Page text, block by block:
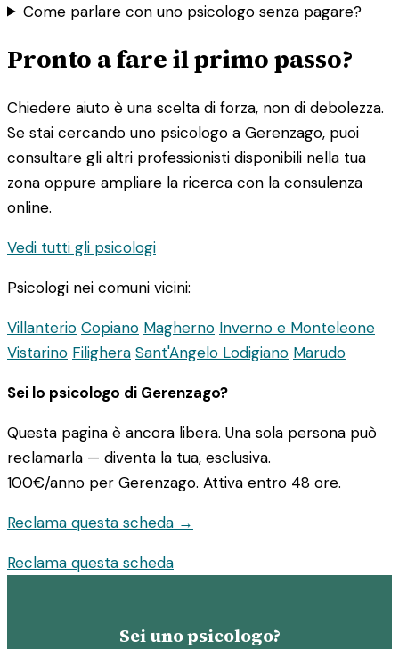
Come parlare con uno psicologo senza pagare?
Pronto a fare il primo passo?
Chiedere aiuto è una scelta di forza, non di debolezza.
Se stai cercando uno psicologo a Gerenzago, puoi
consultare gli altri professionisti disponibili nella tua
zona oppure ampliare la ricerca con la consulenza
online.
Vedi tutti gli psicologi
Psicologi nei comuni vicini:
Villanterio Copiano Magherno Inverno e Monteleone
Vistarino Filighera Sant'Angelo Lodigiano Marudo
Sei lo psicologo di Gerenzago?
Questa pagina è ancora libera. Una sola persona può
reclamarla — diventa la tua, esclusiva.
100€/anno per Gerenzago. Attiva entro 48 ore.
Reclama questa scheda →
Reclama questa scheda
Sei uno psicologo?